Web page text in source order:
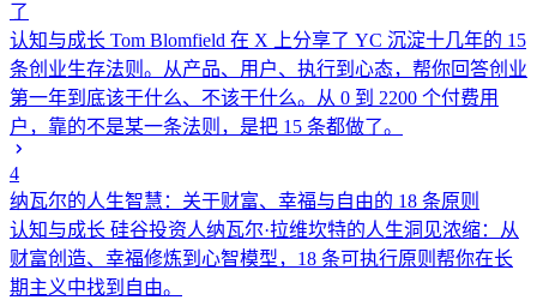
了
认知与成长 Tom Blomfield 在 X 上分享了 YC 沉淀十几年的 15
条创业生存法则。从产品、用户、执行到心态，帮你回答创业
第一年到底该干什么、不该干什么。从 0 到 2200 个付费用
户，靠的不是某一条法则，是把 15 条都做了。
4
纳瓦尔的人生智慧：关于财富、幸福与自由的 18 条原则
认知与成长 硅谷投资人纳瓦尔·拉维坎特的人生洞见浓缩：从
财富创造、幸福修炼到心智模型，18 条可执行原则帮你在长
期主义中找到自由。